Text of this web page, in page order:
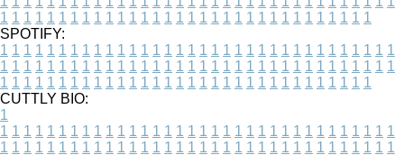
1 1 1 1 1 1 1 1 1 1 1 1 1 1 1 1 1 1 1 1 1 1 1 1 1 1 1 1 1 1 1 1
SPOTIFY:
1 1 1 1 1 1 1 1 1 1 1 1 1 1 1 1 1 1 1 1 1 1 1 1 1 1 1 1 1 1 1 1 1 1
1 1 1 1 1 1 1 1 1 1 1 1 1 1 1 1 1 1 1 1 1 1 1 1 1 1 1 1 1 1 1 1 1 1
1 1 1 1 1 1 1 1 1 1 1 1 1 1 1 1 1 1 1 1 1 1 1 1 1 1 1 1 1 1 1 1
CUTTLY BIO:
1
1 1 1 1 1 1 1 1 1 1 1 1 1 1 1 1 1 1 1 1 1 1 1 1 1 1 1 1 1 1 1 1 1 1
1 1 1 1 1 1 1 1 1 1 1 1 1 1 1 1 1 1 1 1 1 1 1 1 1 1 1 1 1 1 1 1 1 1